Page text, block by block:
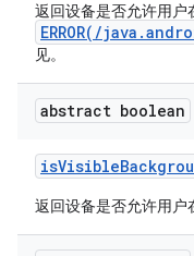
返回设备是否允许用户
ERROR(/
见。
abstract boolean
isVisible
返回设备是否允许用户